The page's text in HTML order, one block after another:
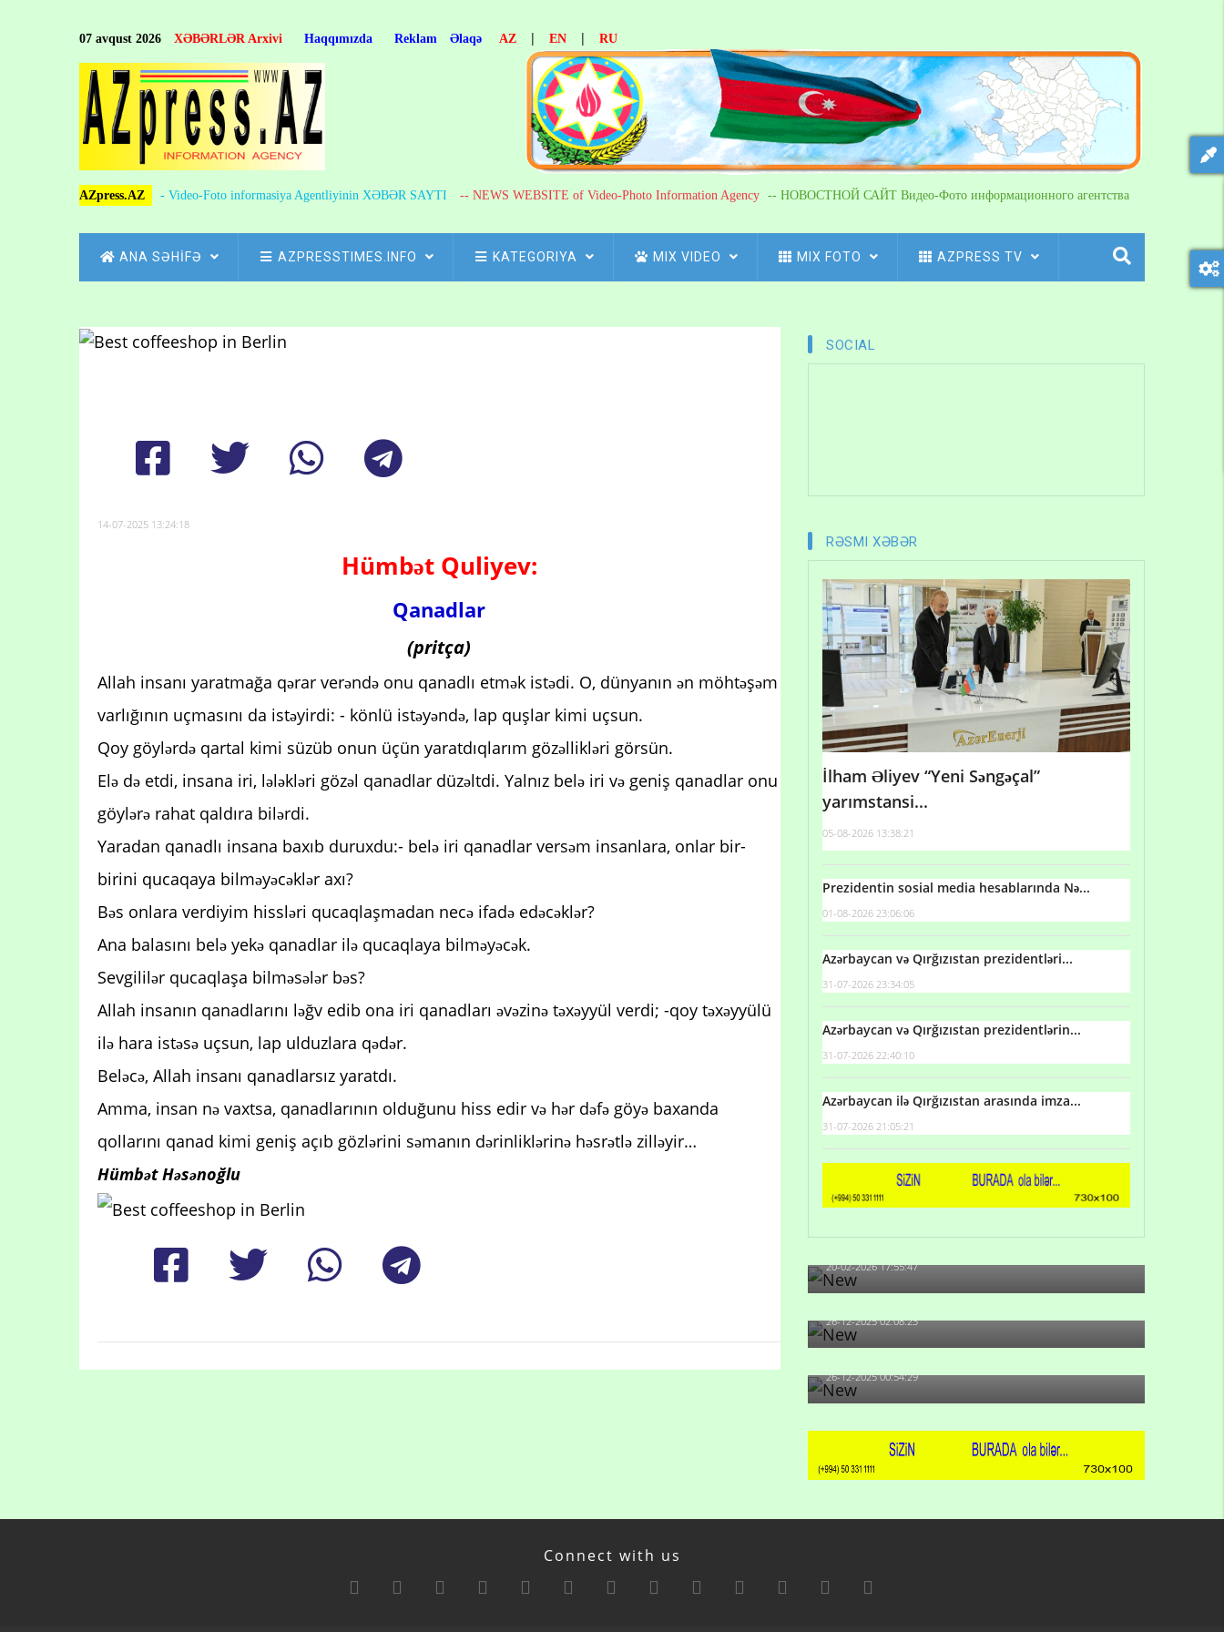
07 avqust 2026 XƏBƏRLƏR Arxivi Haqqımızda Reklam Əlaqə AZ | EN | RU
AZpress.AZ - Video-Foto informasiya Agentliyinin XƏBƏR SAYTI -- NEWS WEBSITE of Video-Photo Information Agency -- НОВОСТНОЙ САЙТ Видео-Фото информационного агентства
MAIN
NAVIGATION
ANA SƏHİFƏ AZPRESSTIMES.INFO KATEGORIYA MIX VIDEO MIX FOTO AZPRESS TV
Breadcrumb
14-07-2025 13:24:18
Hümbət Quliyev:
Qanadlar
(pritça)
Allah insanı yaratmağa qərar verəndə onu qanadlı etmək istədi. O, dünyanın ən möhtəşəm
varlığının uçmasını da istəyirdi: - könlü istəyəndə, lap quşlar kimi uçsun.
Qoy göylərdə qartal kimi süzüb onun üçün yaratdıqlarım gözəllikləri görsün.
Elə də etdi, insana iri, lələkləri gözəl qanadlar düzəltdi. Yalnız belə iri və geniş qanadlar onu
göylərə rahat qaldıra bilərdi.
Yaradan qanadlı insana baxıb duruxdu:- belə iri qanadlar versəm insanlara, onlar bir-
birini qucaqaya bilməyəcəklər axı?
Bəs onlara verdiyim hissləri qucaqlaşmadan necə ifadə edəcəklər?
Ana balasını belə yekə qanadlar ilə qucaqlaya bilməyəcək.
Sevgililər qucaqlaşa bilməsələr bəs?
Allah insanın qanadlarını ləğv edib ona iri qanadları əvəzinə təxəyyül verdi; -qoy təxəyyülü
ilə hara istəsə uçsun, lap ulduzlara qədər.
Beləcə, Allah insanı qanadlarsız yaratdı.
Amma, insan nə vaxtsa, qanadlarının olduğunu hiss edir və hər dəfə göyə baxanda
qollarını qanad kimi geniş açıb gözlərini səmanın dərinliklərinə həsrətlə zilləyir…
Hümbət Həsənoğlu
SOCIAL
RƏSMI XƏBƏR
İlham Əliyev “Yeni Səngəçal”
yarımstansi...
05-08-2026 13:38:21
Prezidentin sosial media hesablarında Nə...
01-08-2026 23:06:06
Azərbaycan və Qırğızıstan prezidentləri...
31-07-2026 23:34:05
Azərbaycan və Qırğızıstan prezidentlərin...
31-07-2026 22:40:10
Azərbaycan ilə Qırğızıstan arasında imza...
31-07-2026 21:05:21
artıb?
20-02-2026 17:55:47
Məni bura NAZİR GÖNDƏRİB - 1937-ci ildən
fəaliyyətdə olan və...
26-12-2025 02:08:23
-Ay qız, sən məhkəməni udmayacaqsan... Sən
bilirsən də, məni...
26-12-2025 00:54:29
Connect with us